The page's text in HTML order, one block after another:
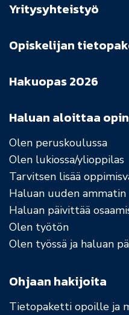
Haluan aloittaa
Olen peruskoulussa
Olen lukiossa/ylioppilas
Tarvitsen lisää
Haluan uuden ammatin
Haluan päivittää
Olen työtön
Olen työssä ja haluan
Ohjaan hakijoita
Tietopaketti opoille ja
Yritysyhteistyö
Opiskelijan
Hakuopas 2026